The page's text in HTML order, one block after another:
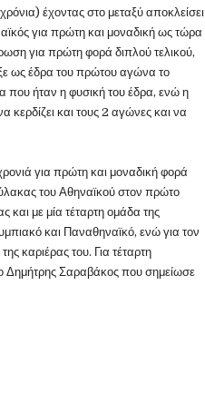
έχοντας στο μεταξύ αποκλείσει
για πρώτη και μοναδική ως τώρα
για πρώτη φορά διπλού τελικού,
ως έδρα του πρώτου αγώνα το
που ήταν η φυσική του έδρα, ενώ η
κερδίζει και τους 2 αγώνες και να
για πρώτη και μοναδική φορά
του Αθηναϊκού στον πρώτο
και με μία τέταρτη ομάδα της
και Παναθηναϊκό, ενώ για τον
καριέρας του. Για τέταρτη
Δημήτρης Σαραβάκος που σημείωσε